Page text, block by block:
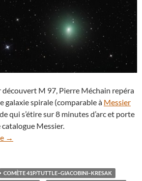
découvert M 97, Pierre Méchain repéra
galaxie spirale (comparable à Messier
qui s’étire sur 8 minutes d’arc et porte
Messier.
41P/Tuttle–Giacobini–Kresak, une
→
COMÈTE 41P/TUTTLE–GIACOBINI–KRESAK